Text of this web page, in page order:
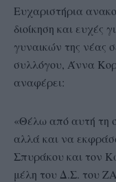
Ευχαριστήρια
διοίκηση και ευχές
γυναικών της νέας
συλλόγου, Άννα
αναφέρει:
«Θέλω από αυτή τη
αλλά και να
Σπυράκου και τον
μέλη του Δ.Σ. του